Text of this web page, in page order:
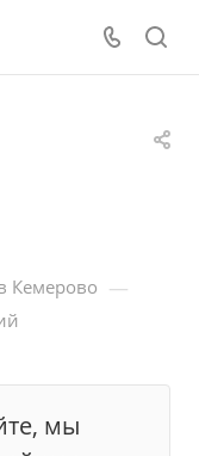
Кемерово —
мы